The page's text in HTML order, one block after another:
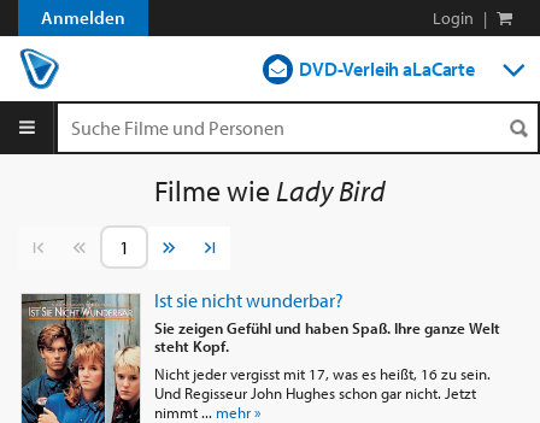
Anmelden Login |
DVD-Verleih aLaCarte
Streamen
Filme wieLady Bird
Vorherige SeiteNächste Seite
Ist sie nicht wunderbar?
Sie zeigen Gefühl und haben Spaß. Ihre ganze Welt
steht Kopf.
Nicht jeder vergisst mit 17, was es heißt, 16 zu sein.
Und Regisseur John Hughes schon gar nicht. Jetzt
nimmt ... mehr »